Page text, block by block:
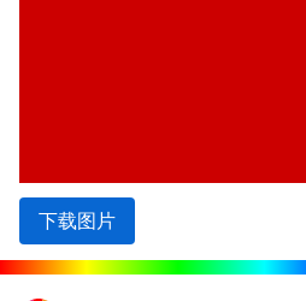
下载图片